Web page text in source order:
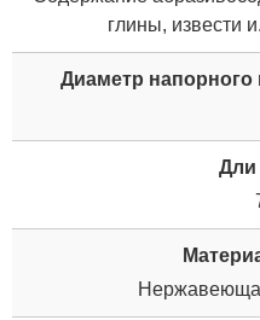
глины, извести
Диаметр напорного
Дли